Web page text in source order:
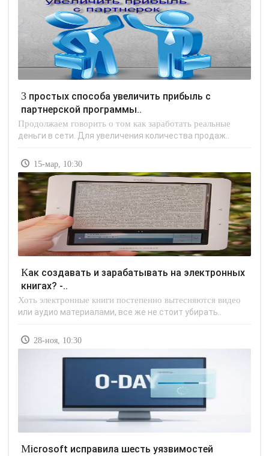
3 простых способа увеличить прибыль с
партнерской программы..
Продолжаем говорить о том как заработать реальные
деньги в сети. Для увеличения количества продаж..
15-мар, 10:30
Как создавать и зарабатывать на электронных
книгах? -..
Хоть электронные книги постепенно вытесняются видео
или аудио материалами, все же не стоит убирать..
28-ноя, 10:30
Microsoft исправила шесть уязвимостей